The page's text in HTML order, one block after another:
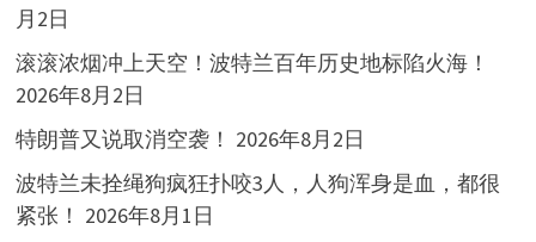
月2日
滚滚浓烟冲上天空！波特兰百年历史地标陷火海！
2026年8月2日
特朗普又说取消空袭！ 2026年8月2日
波特兰未拴绳狗疯狂扑咬3人，人狗浑身是血，都很
紧张！ 2026年8月1日